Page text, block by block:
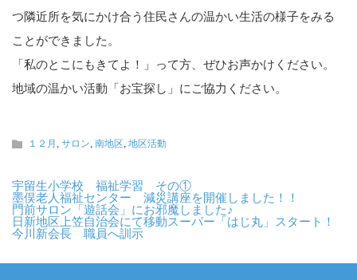
つ隣近所を気にかけ合う住民さんの温かい生活の様子をみる
ことができました。
「私のとこにもきてよ！」って方、ぜひお声かけください。
地域の温かい活動「お宝探し」にご協力ください。
１２月 サロン 南地区 地区活動
宇留生小学校 福祉学習 その①
墨俣老人福祉センター 減災講座を開催しました！！
門前サロン「遊話会」にお邪魔しました♪
日新地区上笠自治会にて移動スーパー「はじ丸」スタート！
今川新会長 職員へ訓示